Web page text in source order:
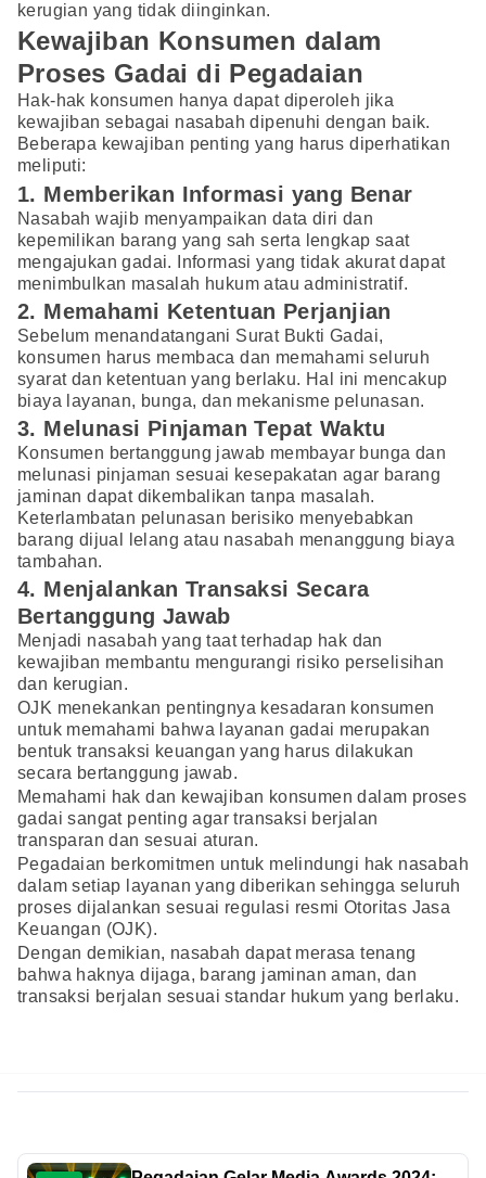
kerugian yang tidak diinginkan.
Kewajiban Konsumen dalam
Proses Gadai di Pegadaian
Hak-hak konsumen hanya dapat diperoleh jika
kewajiban sebagai nasabah dipenuhi dengan baik.
Beberapa kewajiban penting yang harus diperhatikan
meliputi:
1. Memberikan Informasi yang Benar
Nasabah wajib menyampaikan data diri dan
kepemilikan barang yang sah serta lengkap saat
mengajukan gadai. Informasi yang tidak akurat dapat
menimbulkan masalah hukum atau administratif.
2. Memahami Ketentuan Perjanjian
Sebelum menandatangani Surat Bukti Gadai,
konsumen harus membaca dan memahami seluruh
syarat dan ketentuan yang berlaku. Hal ini mencakup
biaya layanan, bunga, dan mekanisme pelunasan.
3. Melunasi Pinjaman Tepat Waktu
Konsumen bertanggung jawab membayar bunga dan
melunasi pinjaman sesuai kesepakatan agar barang
jaminan dapat dikembalikan tanpa masalah.
Keterlambatan pelunasan berisiko menyebabkan
barang dijual lelang atau nasabah menanggung biaya
tambahan.
4. Menjalankan Transaksi Secara
Bertanggung Jawab
Menjadi nasabah yang taat terhadap hak dan
kewajiban membantu mengurangi risiko perselisihan
dan kerugian.
OJK menekankan pentingnya kesadaran konsumen
untuk memahami bahwa layanan gadai merupakan
bentuk transaksi keuangan yang harus dilakukan
secara bertanggung jawab.
Memahami hak dan kewajiban konsumen dalam proses
gadai sangat penting agar transaksi berjalan
transparan dan sesuai aturan.
Pegadaian berkomitmen untuk melindungi hak nasabah
dalam setiap layanan yang diberikan sehingga seluruh
proses dijalankan sesuai regulasi resmi Otoritas Jasa
Keuangan (OJK).
Dengan demikian, nasabah dapat merasa tenang
bahwa haknya dijaga, barang jaminan aman, dan
transaksi berjalan sesuai standar hukum yang berlaku.